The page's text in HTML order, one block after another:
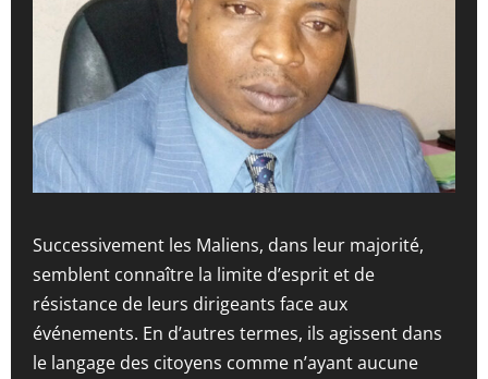
Successivement les Maliens, dans leur majorité,
semblent connaître la limite d’esprit et de
résistance de leurs dirigeants face aux
événements. En d’autres termes, ils agissent dans
le langage des citoyens comme n’ayant aucune